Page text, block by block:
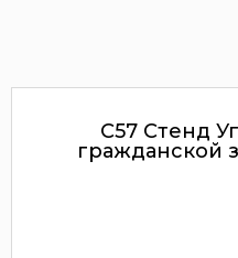
С57 Стенд
гражданской